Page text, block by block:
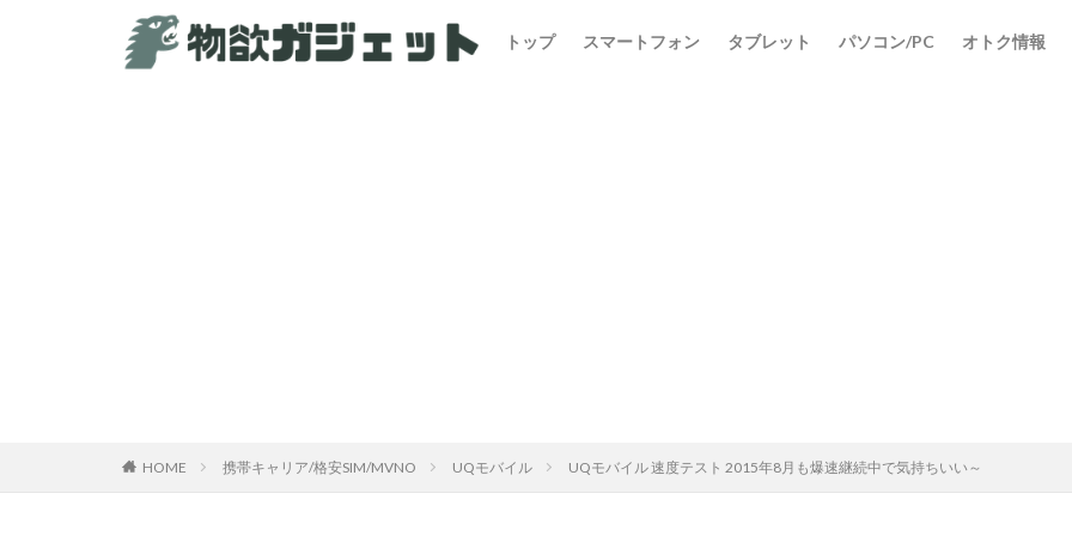
トップ スマートフォン タブレット パソコン/PC オトク情報
HOME 携帯キャリア/格安SIM/MVNO UQモバイル UQモバイル 速度テスト 2015年8月も爆速継続中で気持ちいい～